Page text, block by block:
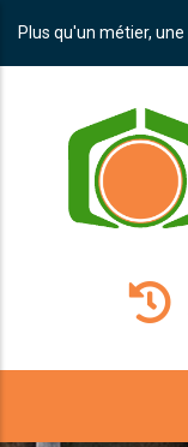
au
Plus qu'un métier, une